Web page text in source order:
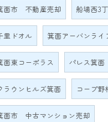
面市 不動産売却 船場西3
里ドオル 箕面アーバンライ
面東コーポラス パレス箕面
ラウンヒルズ箕面 コープ野
面市 中古マンション売却